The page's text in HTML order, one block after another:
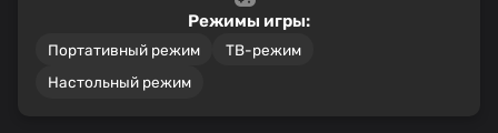
Режимы игры:
Портативный режим
ТВ-режим
Настольный режим